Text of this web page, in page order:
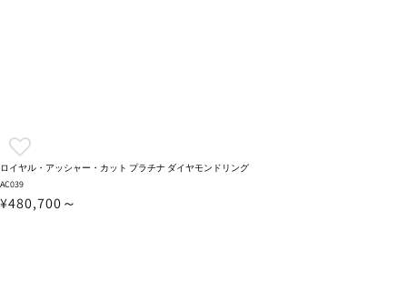
ロイヤル・アッシャー・カット プラチナ ダイヤモンドリング
AC039
¥480,700～